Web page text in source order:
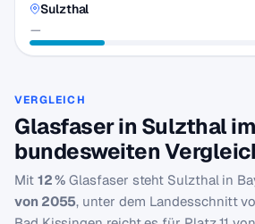
Sulzthal
—
VERGLEICH
Glasfaser in Sulzthal im
bundesweiten
Mit 12 % Glasfaser steht Sulzthal in
von 2055, unter dem Landesschnitt